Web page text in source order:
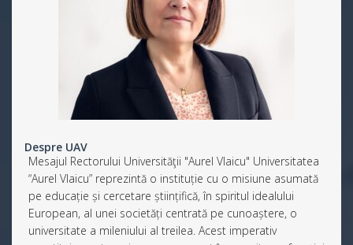
Despre UAV
Mesajul Rectorului Universităţii "Aurel Vlaicu" Universitatea
“Aurel Vlaicu” reprezintă o instituție cu o misiune asumată
pe educație și cercetare științifică, în spiritul idealului
European, al unei societăți centrată pe cunoaștere, o
universitate a mileniului al treilea. Acest imperativ